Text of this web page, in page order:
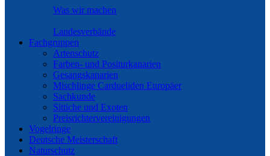
Was wir machen
Landesverbände
Fachgruppen
Artenschutz
Farben- und Positurkanarien
Gesangskanarien
Mischlinge Cardueliden Europäer
Sachkunde
Sittiche und Exoten
Preisrichtervereinigungen
Vogelringe
Deutsche Meisterschaft
Naturschutz